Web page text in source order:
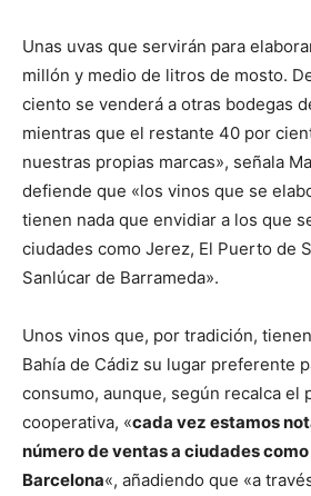
Unas uvas que servirán para
millón y medio de litros de mosto.
ciento se venderá a otras bodegas
mientras que el restante 40 por
nuestras propias marcas», señala
defiende que «los vinos que se
tienen nada que envidiar a los que
ciudades como Jerez, El Puerto de
Sanlúcar de Barrameda».
Unos vinos que, por tradición,
Bahía de Cádiz su lugar preferente
consumo, aunque, según recalca el
cooperativa, «cada vez estamos
número de ventas a ciudades
Barcelona«, añadiendo que «a